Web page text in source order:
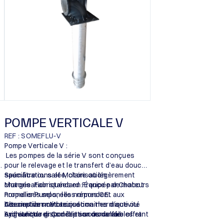
POMPE VERTICALE V
REF : SOMEFLU-V
Pompe Verticale V :
Les pompes de la série V sont conçues
pour le relevage et le transfert d’eau douce,
saumâtre ou salée, claire ou légèrement
chargée. Fabriquées en France par Chabot
Propeller Pumps, elles répondent aux
besoins de nombreux domaines d’activité
exigeant de gros débits sous de faibles et
Spécifications et Motorisation :
Motorisation standard : Équipée de moteurs
normalisés selon les normes CEI.
Alternatives : Motorisation thermique ou
hydraulique disponible sur demande.
Conception mécanique :
Architecture : Conception modulaire offrant